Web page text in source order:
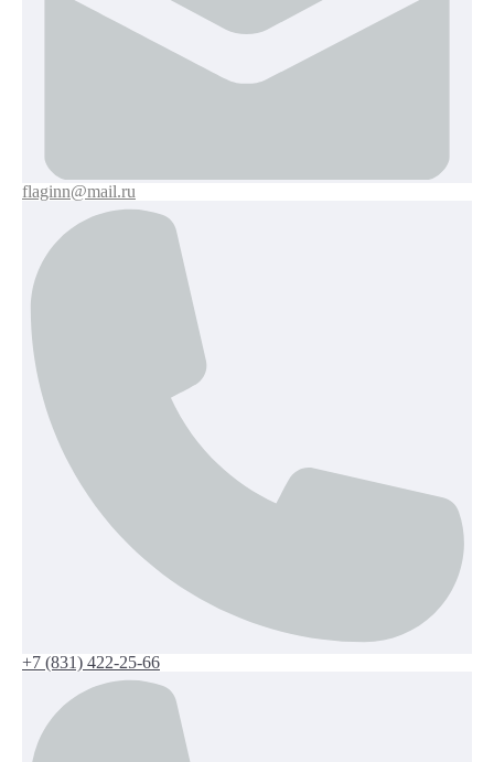
flaginn@mail.ru
+7 (831) 422-25-66